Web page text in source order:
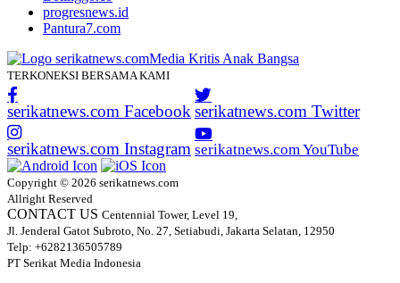
progresnews.id
Pantura7.com
TERKONEKSI BERSAMA KAMI
serikatnews.com Facebook serikatnews.com Twitter
serikatnews.com Instagram serikatnews.com YouTube
Copyright © 2026 serikatnews.com
Allright Reserved
CONTACT US Centennial Tower, Level 19,
Jl. Jenderal Gatot Subroto, No. 27, Setiabudi, Jakarta Selatan, 12950
Telp: +6282136505789
PT Serikat Media Indonesia